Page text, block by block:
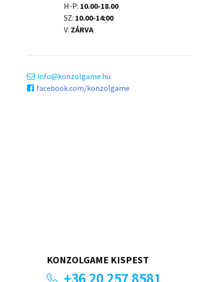
H-P: 10.00-18.00
SZ: 10.00-14:00
V: ZÁRVA
info
konzolgame.hu
facebook.com/konzolgame
KONZOLGAME KISPEST
+36 20 257 8581